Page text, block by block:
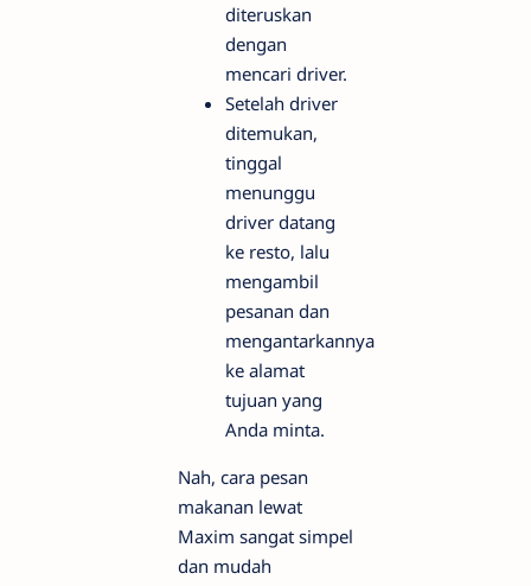
diteruskan
dengan
mencari driver.
Setelah driver
ditemukan,
tinggal
menunggu
driver datang
ke resto, lalu
mengambil
pesanan dan
mengantarkannya
ke alamat
tujuan yang
Anda minta.
Nah, cara pesan
makanan lewat
Maxim sangat simpel
dan mudah